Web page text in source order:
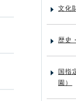
文化
歴史
国指
園）